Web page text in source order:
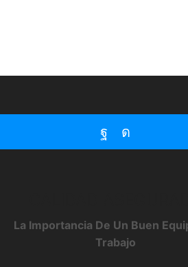
Facebook
Instagram
La Importancia De Un Buen
Trabajo